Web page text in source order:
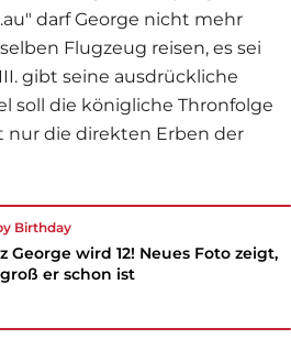
darf George nicht mehr
Flugzeug reisen, es sei
gibt seine ausdrückliche
soll die königliche Thronfolge
die direkten Erben der
Birthday
George wird 12! Neues Foto zeigt,
er schon ist